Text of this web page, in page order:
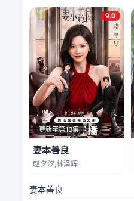
更新至第13集
9.0
妻本善良
赵夕汐,林泽辉
妻本善良